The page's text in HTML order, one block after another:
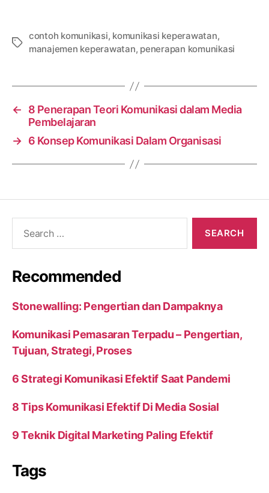
Tags
contoh komunikasi, komunikasi keperawatan,
manajemen keperawatan, penerapan komunikasi
←
8 Penerapan Teori Komunikasi dalam Media
Pembelajaran
→ 6 Konsep Komunikasi Dalam Organisasi
Recommended
Stonewalling: Pengertian dan Dampaknya
Komunikasi Pemasaran Terpadu – Pengertian,
Tujuan, Strategi, Proses
6 Strategi Komunikasi Efektif Saat Pandemi
8 Tips Komunikasi Efektif Di Media Sosial
9 Teknik Digital Marketing Paling Efektif
Tags